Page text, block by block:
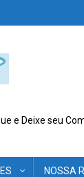
e Deixe seu
NOSSA